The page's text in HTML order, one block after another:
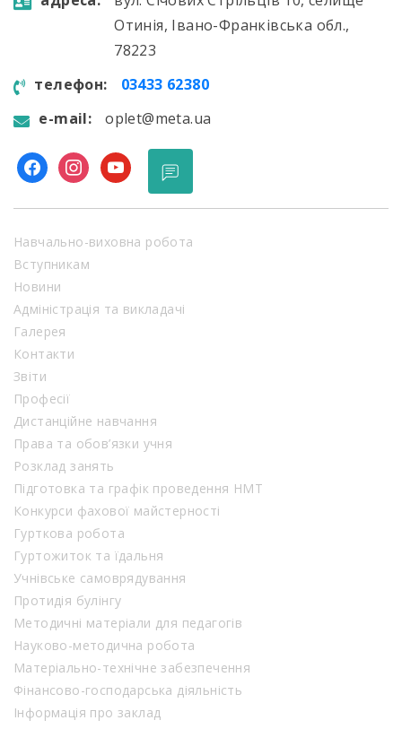
Отинія, Івано-Франківська обл.,
78223
телефон:
03433 62380
e-mail:
oplet@meta.ua
facebookinstagram
youtube
Навчально-виховна робота
Вступникам
Новини
Адміністрація та викладачі
Галерея
Контакти
Звіти
Професії
Дистанційне навчання
Права та обов’язки учня
Розклад занять
Підготовка та графік проведення НМТ
Конкурси фахової майстерності
Гурткова робота
Гуртожиток та їдальня
Учнівське самоврядування
Протидія булінгу
Методичні матеріали для педагогів
Науково-методична робота
Матеріально-технічне забезпечення
Фінансово-господарська діяльність
Інформація про заклад